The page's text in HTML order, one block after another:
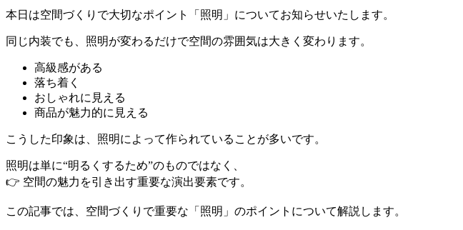
本日は空間づくりで大切なポイント「照明」についてお知らせいたします。
同じ内装でも、照明が変わるだけで空間の雰囲気は大きく変わります。
高級感がある
落ち着く
おしゃれに見える
商品が魅力的に見える
こうした印象は、照明によって作られていることが多いです。
照明は単に“明るくするため”のものではなく、
👉 空間の魅力を引き出す重要な演出要素です。
この記事では、空間づくりで重要な「照明」のポイントについて解説します。